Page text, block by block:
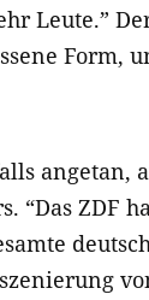
Leute.”
Form,
angetan,
“Das ZDF